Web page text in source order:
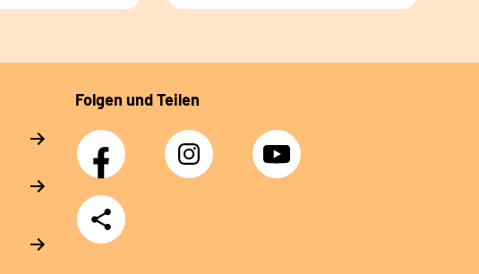
Folgen und Teilen
Facebook Instagram YouTube
Teilen